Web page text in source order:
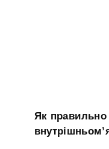
Як правильно